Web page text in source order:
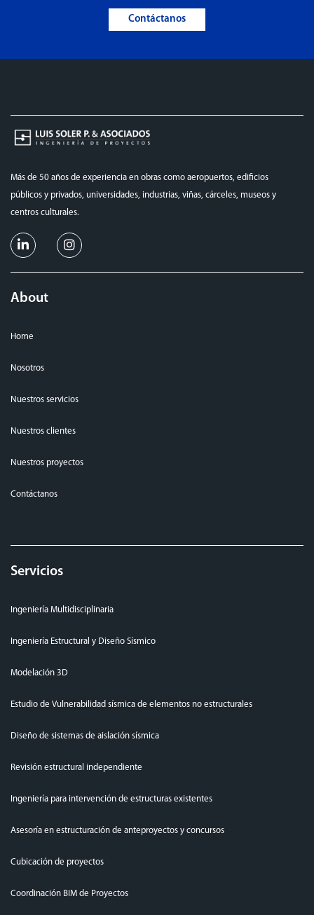
Contáctanos
Más de 50 años de experiencia en obras como aeropuertos, edificios
públicos y privados, universidades, industrias, viñas, cárceles, museos y
centros culturales.
About
Home
Nosotros
Nuestros servicios
Nuestros clientes
Nuestros proyectos
Contáctanos
Servicios
Ingeniería Multidisciplinaria
Ingeniería Estructural y Diseño Sísmico
Modelación 3D
Estudio de Vulnerabilidad sísmica de elementos no estructurales
Diseño de sistemas de aislación sísmica
Revisión estructural independiente
Ingeniería para intervención de estructuras existentes
Asesoría en estructuración de anteproyectos y concursos
Cubicación de proyectos
Coordinación BIM de Proyectos